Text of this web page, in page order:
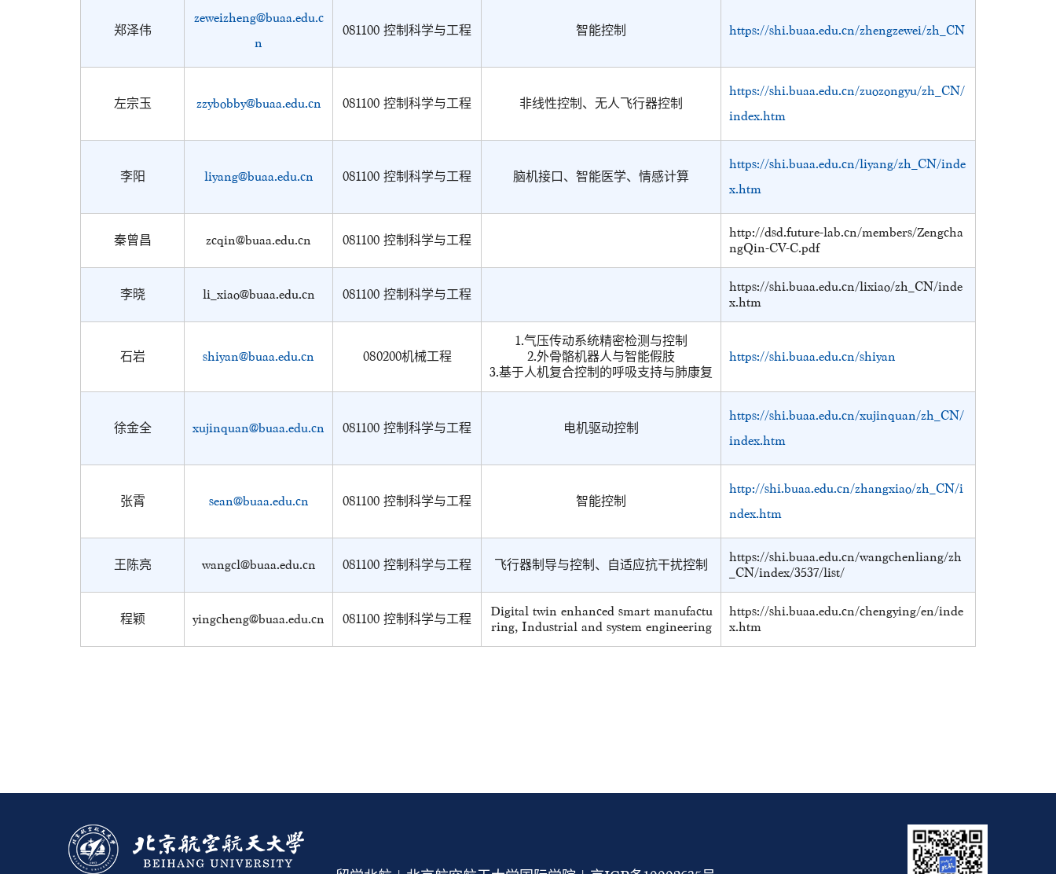
郑泽伟
zeweizheng@buaa.edu.c
n
081100 控制科学与工程 智能控制 https://shi.buaa.edu.cn/zhengzewei/zh_CN
左宗玉 zzybobby@buaa.edu.cn 081100 控制科学与工程 非线性控制、无人飞行器控制
https://shi.buaa.edu.cn/zuozongyu/zh_CN/
index.htm
李阳 liyang@buaa.edu.cn 081100 控制科学与工程 脑机接口、智能医学、情感计算
https://shi.buaa.edu.cn/liyang/zh_CN/inde
x.htm
秦曾昌 zcqin@buaa.edu.cn 081100 控制科学与工程
http://dsd.future-lab.cn/members/Zengcha
ngQin-CV-C.pdf
李晓 li_xiao@buaa.edu.cn 081100 控制科学与工程
https://shi.buaa.edu.cn/lixiao/zh_CN/inde
x.htm
石岩 shiyan@buaa.edu.cn 080200机械工程
1.气压传动系统精密检测与控制
2.外骨骼机器人与智能假肢
3.基于人机复合控制的呼吸支持与肺康复
https://shi.buaa.edu.cn/shiyan
徐金全 xujinquan@buaa.edu.cn 081100 控制科学与工程 电机驱动控制
https://shi.buaa.edu.cn/xujinquan/zh_CN/
index.htm
张霄 sean@buaa.edu.cn 081100 控制科学与工程 智能控制
http://shi.buaa.edu.cn/zhangxiao/zh_CN/i
ndex.htm
王陈亮 wangcl@buaa.edu.cn 081100 控制科学与工程 飞行器制导与控制、自适应抗干扰控制
https://shi.buaa.edu.cn/wangchenliang/zh
_CN/index/3537/list/
程颖 yingcheng@buaa.edu.cn 081100 控制科学与工程
Digital twin enhanced smart manufactu
ring, Industrial and system engineering
https://shi.buaa.edu.cn/chengying/en/inde
x.htm